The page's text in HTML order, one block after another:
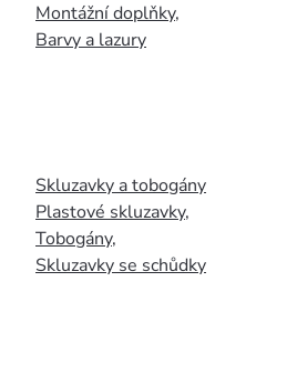
Montážní doplňky,
Barvy a lazury
Skluzavky a tobogány
Plastové skluzavky,
Tobogány,
Skluzavky se schůdky